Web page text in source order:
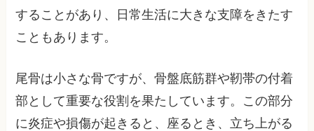
することがあり、日常生活に大きな支障をきたす
こともあります。
尾骨は小さな骨ですが、骨盤底筋群や靭帯の付着
部として重要な役割を果たしています。この部分
に炎症や損傷が起きると、座るとき、立ち上がる